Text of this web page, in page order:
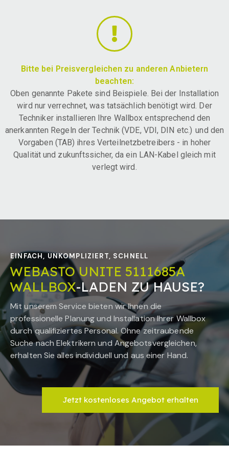
Bitte bei Preisvergleichen zu anderen Anbietern
beachten:
Oben genannte Pakete sind Beispiele. Bei der Installation
wird nur verrechnet, was tatsächlich benötigt wird. Der
Techniker installieren Ihre Wallbox entsprechend den
anerkannten Regeln der Technik (VDE, VDI, DIN etc.) und den
Vorgaben (TAB) ihres Verteilnetzbetreibers - in hoher
Qualität und zukunftssicher, da ein LAN-Kabel gleich mit
verlegt wird.
EINFACH, UNKOMPLIZIERT, SCHNELL
WEBASTO UNITE 5111685A
WALLBOX-LADEN ZU HAUSE?
Mit unserem Service bieten wir Ihnen die
professionelle Planung und Installation Ihrer Wallbox
durch qualifiziertes Personal. Ohne zeitraubende
Suche nach Elektrikern und Angebotsvergleichen,
erhalten Sie alles individuell und aus einer Hand.
Jetzt kostenloses Angebot erhalten